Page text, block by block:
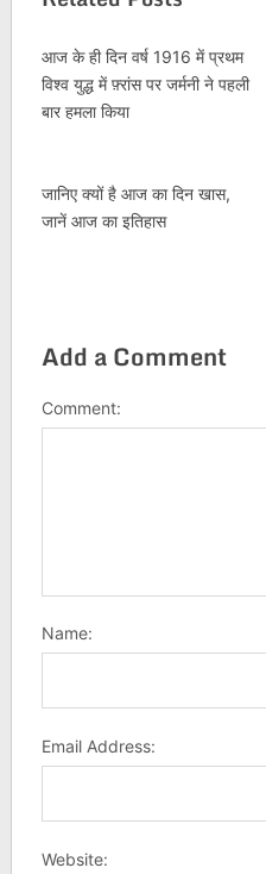
आज के ही दिन वर्ष 1916 में प्रथम
विश्व युद्ध में फ़्रांस पर जर्मनी ने पहली
बार हमला किया
जानिए क्यों है आज का दिन खास,
जानें आज का इतिहास
Add a Comment
Comment:
Name:
Email Address:
Website: